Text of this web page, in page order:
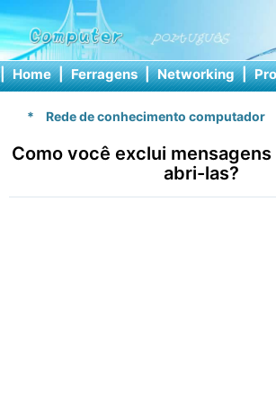
| Home | Ferragens | Networking |
* Rede de conhecimento computador
Como você exclui mensagens
abri-las?